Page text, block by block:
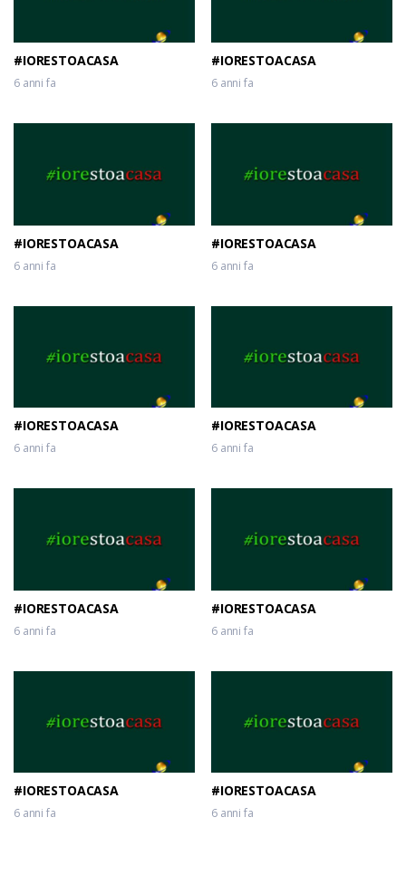
#IORESTOACASA
6 anni fa
#IORESTOACASA
6 anni fa
#IORESTOACASA
6 anni fa
#IORESTOACASA
6 anni fa
#IORESTOACASA
6 anni fa
#IORESTOACASA
6 anni fa
#IORESTOACASA
6 anni fa
#IORESTOACASA
6 anni fa
#IORESTOACASA
6 anni fa
#IORESTOACASA
6 anni fa